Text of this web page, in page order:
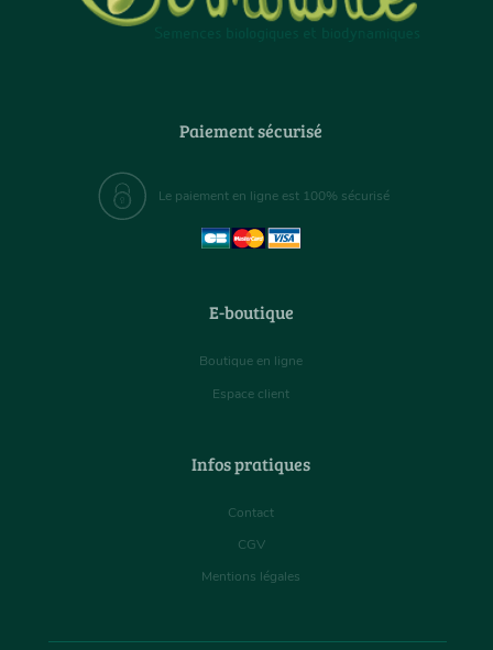
Paiement sécurisé
Le paiement en ligne est 100% sécurisé
E-boutique
Boutique en ligne
Espace client
Infos pratiques
Contact
CGV
Mentions légales